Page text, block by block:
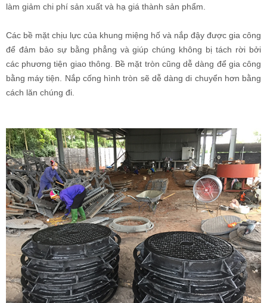
làm giảm chi phí sản xuất và hạ giá thành sản phẩm.
Các bề mặt chịu lực của khung miệng hố và nắp đậy được gia công
để đảm bảo sự bằng phẳng và giúp chúng không bị tách rời bởi
các phương tiện giao thông. Bề mặt tròn cũng dễ dàng để gia công
bằng máy tiện. Nắp cống hình tròn sẽ dễ dàng di chuyển hơn bằng
cách lăn chúng đi.